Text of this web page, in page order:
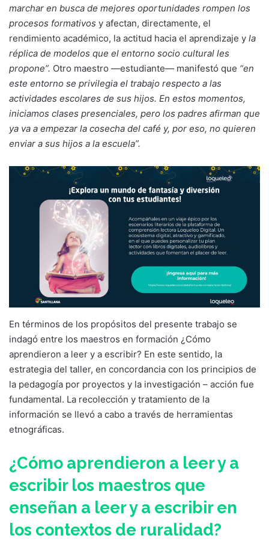
marchar en busca de mejores oportunidades rompen los
procesos formativos y afectan, directamente, el
rendimiento académico, la actitud hacia el aprendizaje y la
réplica de modelos que el entorno socio cultural les
propone”. Otro maestro —estudiante— manifestó que “en
este entorno se privilegia el trabajo respecto a las
actividades escolares de sus hijos. En estos momentos,
iniciamos clases presenciales, pero los padres afirman que
ya va a empezar la cosecha del café y, por eso, no quieren
enviar a sus hijos a la escuela”.
En términos de los propósitos del presente trabajo se
indagó entre los maestros en formación ¿Cómo
aprendieron a leer y a escribir? En este sentido, la
estrategia del taller, en concordancia con los principios de
la pedagogía por proyectos y la investigación – acción fue
fundamental. La recolección y tratamiento de la
información se llevó a cabo a través de herramientas
etnográficas.
¿Cómo aprendieron a leer y a
escribir los maestros que
enseñan a leer y a escribir en
los contextos de ruralidad?